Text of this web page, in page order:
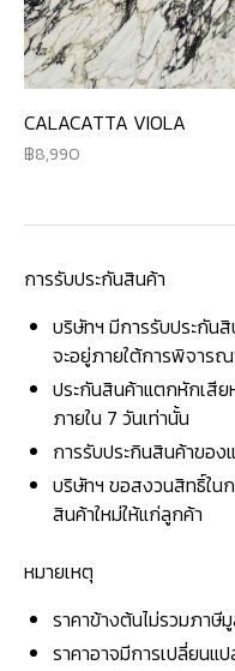
CALACATTA VIOLA
8,990
การรับประกันสินค้า
บริษัทฯ มีการรับประกัน
จะอยู่ภายใต้การพิจาร
ประกันสินค้าแตกหักเสี
ภายใน 7 วันเท่านั้น
การรับประกินสินค้าขอ
บริษัทฯ ขอสงวนสิทธิ์ใ
สินค้าใหม่ให้แก่ลูกค้า
หมายเหตุ
ราคาข้างต้นไม่รวมภาษี
ราคาอาจมีการเปลี่ยนแ